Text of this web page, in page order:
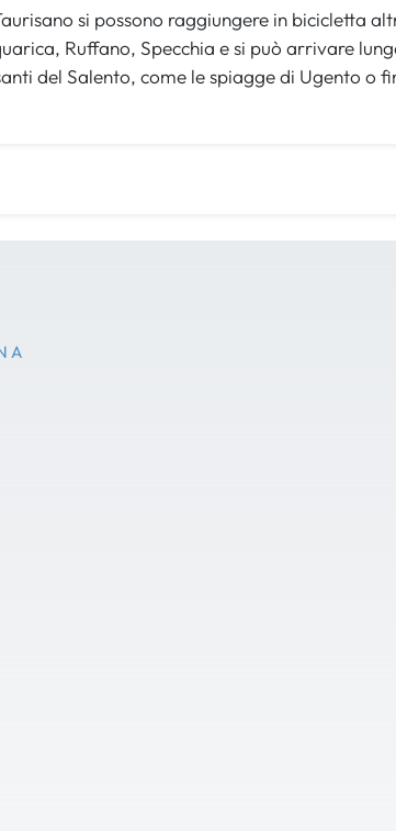
si possono raggiungere in bicicletta
Ruffano, Specchia e si può arrivare
del Salento, come le spiagge di Ugento o